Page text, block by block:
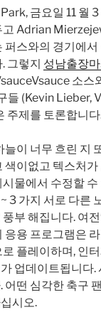
금요일 11 월
Adrian
스와의 경기에
그렇지 성남출장
소스
들 (Kevin Lieber,
주제를 토론합니
이 너무 흐린 지
이없고 텍스처
물에서 수정할 수
3 가지 서로 다른
부 해집니다. 여
용 프로그램은
플레이하며, 인
업데이트됩니다.
떤 심각한 축구
시오.